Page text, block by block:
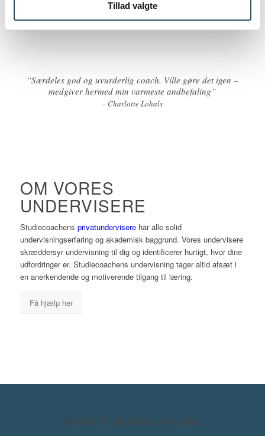
Tillad valgte
“Særdeles god og uvurderlig coach. Ville gøre det igen –
medgiver hermed min varmeste andbefaling”
– Charlotte Lohals
OM VORES
UNDERVISERE
Studiecoachens privatunderviserehar alle solid
undervisningserfaring og akademisk baggrund. Vores undervisere
skræddersyr undervisning til dig og identificerer hurtigt, hvor dine
udfordringer er. Studiecoachens undervisning tager altid afsæt i
en anerkendende og motiverende tilgang til læring.
Få hjælp her
Abonnér på vores nyheder